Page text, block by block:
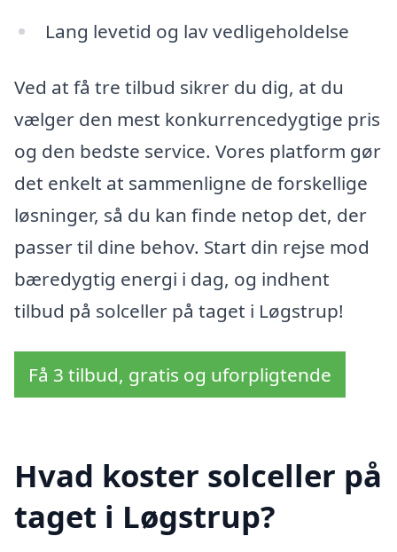
Lang levetid og lav vedligeholdelse
Ved at få tre tilbud sikrer du dig, at du
vælger den mest konkurrencedygtige pris
og den bedste service. Vores platform gør
det enkelt at sammenligne de forskellige
løsninger, så du kan finde netop det, der
passer til dine behov. Start din rejse mod
bæredygtig energi i dag, og indhent
tilbud på solceller på taget i Løgstrup!
Få 3 tilbud, gratis og uforpligtende
Hvad koster solceller på
taget i Løgstrup?